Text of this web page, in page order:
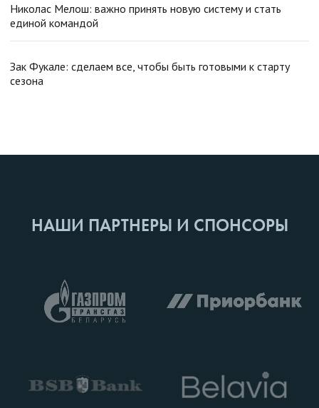
Николас Мелош: важно принять новую систему и стать
единой командой
Зак Фукале: сделаем все, чтобы быть готовыми к старту
сезона
НАШИ ПАРТНЕРЫ И СПОНСОРЫ